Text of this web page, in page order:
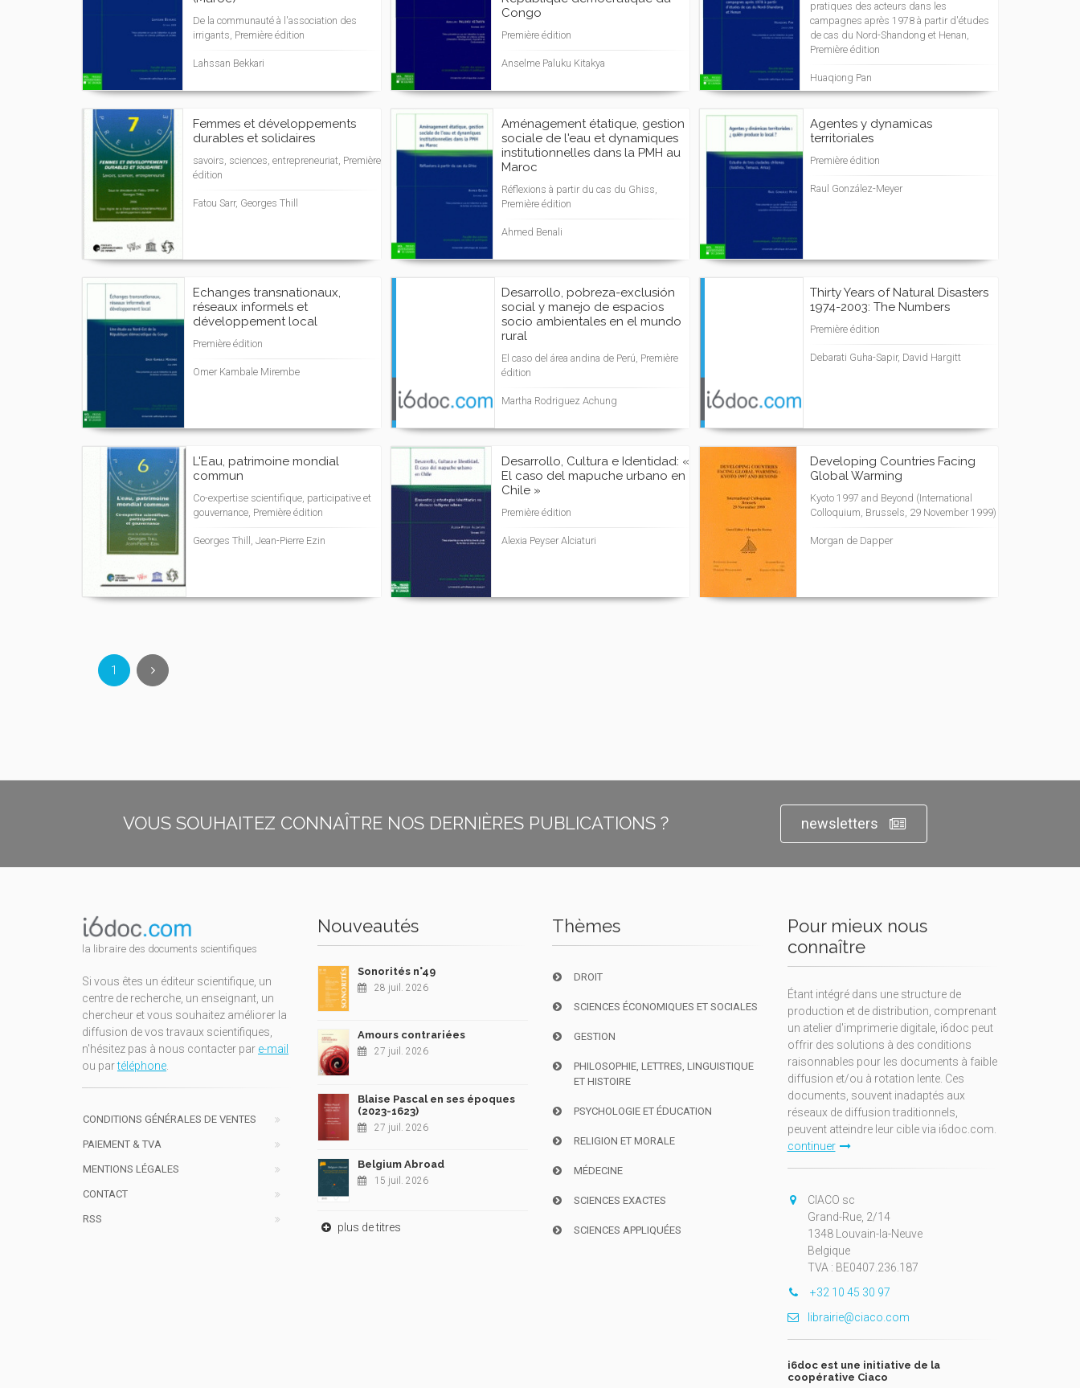
De la communauté à l'association des
irrigants, Première édition
Lahssan Bekkari
Congo
Première édition
Anselme Paluku Kitakya
pratiques des acteurs dans les
campagnes après 1978 à partir d'études
de cas du Nord-Shandong et Henan,
Première édition
Huaqiong Pan
Femmes et développements
durables et solidaires
savoirs, sciences, entrepreneuriat, Première
édition
Fatou Sarr, Georges Thill
Aménagement étatique, gestion
sociale de l'eau et dynamiques
institutionnelles dans la PMH au
Maroc
Réflexions à partir du cas du Ghiss,
Première édition
Ahmed Benali
Agentes y dynamicas
territoriales
Première édition
Raul González-Meyer
Echanges transnationaux,
réseaux informels et
développement local
Première édition
Omer Kambale Mirembe
Desarrollo, pobreza-exclusión
social y manejo de espacios
socio ambientales en el mundo
rural
El caso del área andina de Perú, Première
édition
Martha Rodriguez Achung
Thirty Years of Natural Disasters
1974-2003: The Numbers
Première édition
Debarati Guha-Sapir, David Hargitt
L'Eau, patrimoine mondial
commun
Co-expertise scientifique, participative et
gouvernance, Première édition
Georges Thill, Jean-Pierre Ezin
Desarrollo, Cultura e Identidad: «
El caso del mapuche urbano en
Chile »
Première édition
Alexia Peyser Alciaturi
Developing Countries Facing
Global Warming
Kyoto 1997 and Beyond (International
Colloquium, Brussels, 29 November 1999)
Morgan de Dapper
1
VOUS SOUHAITEZ CONNAÎTRE NOS DERNIÈRES PUBLICATIONS ? newsletters
la libraire des documents scientifiques
Si vous êtes un éditeur scientifique, un
centre de recherche, un enseignant, un
chercheur et vous souhaitez améliorer la
diffusion de vos travaux scientifiques,
n'hésitez pas à nous contacter par e-mail
ou partéléphone.
CONDITIONS GÉNÉRALES DE VENTES
PAIEMENT & TVA
MENTIONS LÉGALES
CONTACT
RSS
Nouveautés
Sonorités n°49
28 juil. 2026
Amours contrariées
27 juil. 2026
Blaise Pascal en ses époques
(2023-1623)
27 juil. 2026
Belgium Abroad
15 juil. 2026
plus de titres
Thèmes
DROIT
SCIENCES ÉCONOMIQUES ET SOCIALES
GESTION
PHILOSOPHIE, LETTRES, LINGUISTIQUE
ET HISTOIRE
PSYCHOLOGIE ET ÉDUCATION
RELIGION ET MORALE
MÉDECINE
SCIENCES EXACTES
SCIENCES APPLIQUÉES
Pour mieux nous
connaître
Étant intégré dans une structure de
production et de distribution, comprenant
un atelier d'imprimerie digitale, i6doc peut
offrir des solutions à des conditions
raisonnables pour les documents à faible
diffusion et/ou à rotation lente. Ces
documents, souvent inadaptés aux
réseaux de diffusion traditionnels,
peuvent atteindre leur cible via i6doc.com.
continuer
CIACO sc
Grand-Rue, 2/14
1348 Louvain-la-Neuve
Belgique
TVA : BE0407.236.187
+32 10 45 30 97
librairie@ciaco.com
i6doc est une initiative de la
coopérative Ciaco